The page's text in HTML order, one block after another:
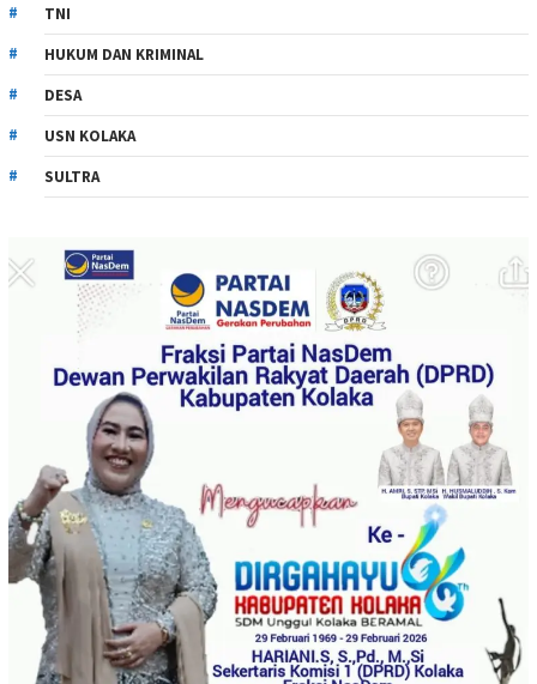
TNI
HUKUM DAN KRIMINAL
DESA
USN KOLAKA
SULTRA